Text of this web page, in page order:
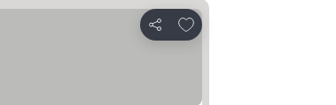
Partilhar
Adicionar aos favoritos